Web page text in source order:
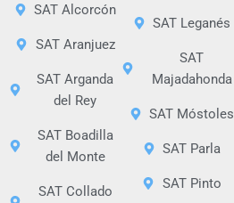
SAT Alcorcón
SAT Aranjuez
SAT Arganda
del Rey
SAT Boadilla
del Monte
SAT Collado
SAT Leganés
SAT
Majadahonda
SAT Móstoles
SAT Parla
SAT Pinto